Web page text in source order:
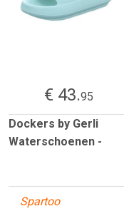
€ 43.95
Dockers by Gerli
Waterschoenen -
Spartoo